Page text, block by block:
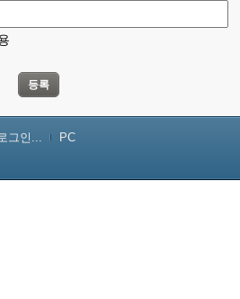
등록
그인... PC